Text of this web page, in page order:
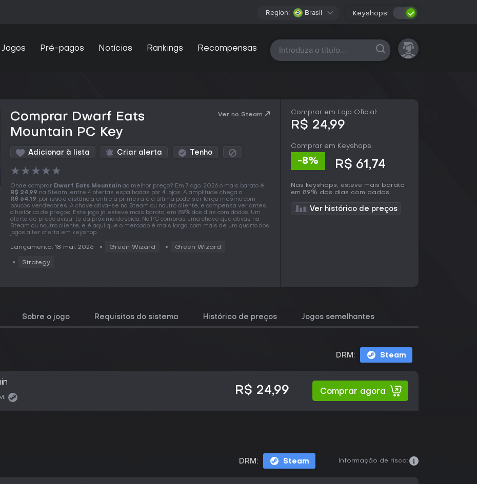
Region: Brasil Keyshops:
Jogos Pré-pagos Notícias Rankings Recompensas Todas as plataformas
Comprar Dwarf Eats
Mountain PC Key
Ver no Steam
Adicionar à lista Criar alerta Tenho
★★★★★
Onde comprar Dwarf Eats Mountain ao melhor preço? Em 7 ago. 2026 o mais barato é
R$ 24,99 na Steam, entre 4 ofertas espalhadas por 4 lojas. A amplitude chega a
R$ 64,19, por isso a distância entre a primeira e a última pode ser larga mesmo com
poucos vendedores. A chave ativa-se na Steam ou noutro cliente, e compensa ver antes
o histórico de preços. Este jogo já esteve mais barato, em 89% dos dias com dados. Um
alerta de preço avisa-te da próxima descida. No PC compras uma chave que ativas na
Steam ou noutro cliente, e é aqui que o mercado é mais largo, com mais de um quarto dos
jogos a ter oferta em keyshop.
Lançamento: 18 mai. 2026 Green Wizard Green Wizard
Strategy
Comprar em Loja Oficial:
R$ 24,99
Comprar em Keyshops:
-8% R$ 61,74
Nas keyshops, esteve mais barato
em 89% dos dias com dados.
Ver histórico de preços
Sobre o jogo Requisitos do sistema Histórico de preços Jogos semelhantes
DRM: Steam
R$ 24,99 Comprar agora
DRM: Steam Informação de risco: